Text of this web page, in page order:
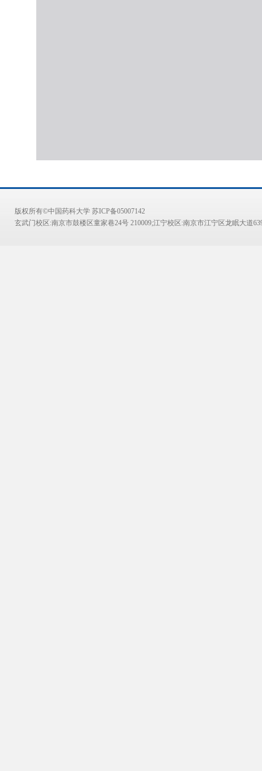
版权所有©中国药科大学 苏ICP备05007142
玄武门校区:南京市鼓楼区童家巷24号 210009;江宁校区:南京市江宁区龙眠大道